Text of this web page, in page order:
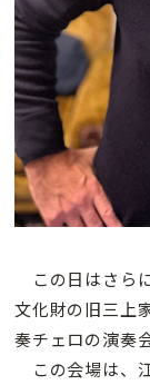
この日はさら
文化財の旧三上
奏チェロの演奏
この会場は、